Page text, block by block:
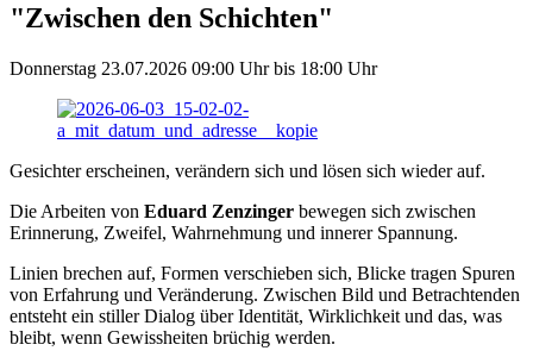
"Zwischen den Schichten"
Donnerstag 23.07.2026 09:00 Uhrbis 18:00 Uhr
Gesichter erscheinen, verändern sich und lösen sich wieder auf.
Die Arbeiten von Eduard Zenzinger bewegen sich zwischen
Erinnerung, Zweifel, Wahrnehmung und innerer Spannung.
Linien brechen auf, Formen verschieben sich, Blicke tragen Spuren
von Erfahrung und Veränderung. Zwischen Bild und Betrachtenden
entsteht ein stiller Dialog über Identität, Wirklichkeit und das, was
bleibt, wenn Gewissheiten brüchig werden.